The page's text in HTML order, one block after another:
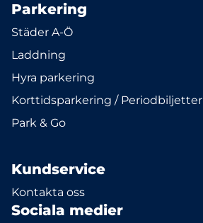
Parkering
Städer A-Ö
Laddning
Hyra parkering
Korttidsparkering / Periodbiljetter
Park & Go
Kundservice
Kontakta oss
Sociala medier